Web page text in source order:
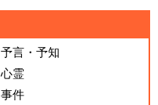
予言・予知
心霊
事件